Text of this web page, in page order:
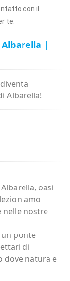
con il
te.
Albarella |
Albarella!
oasi
nelle nostre
un ponte
di
dove natura e